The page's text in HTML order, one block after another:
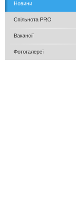
Новини
Спільнота PRO
Вакансії
Фотогалереї